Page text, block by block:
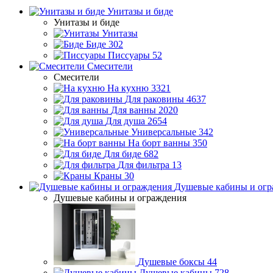
Унитазы и биде
Унитазы и биде
Унитазы
Биде 302
Писсуары 52
Смесители
Смесители
На кухню 3321
Для раковины 4637
Для ванны 2020
Для душа 2654
Универсальные 342
На борт ванны 350
Для биде 682
Для фильтра 13
Краны 30
Душевые кабины и
Душевые кабины и ограждения
Душевые боксы 44